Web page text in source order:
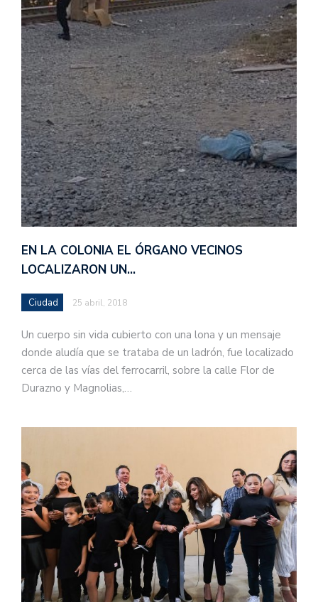
EN LA COLONIA EL ÓRGANO VECINOS
LOCALIZARON UN…
Ciudad 25 abril, 2018
Un cuerpo sin vida cubierto con una lona y un mensaje
donde aludía que se trataba de un ladrón, fue localizado
cerca de las vías del ferrocarril, sobre la calle Flor de
Durazno y Magnolias,…